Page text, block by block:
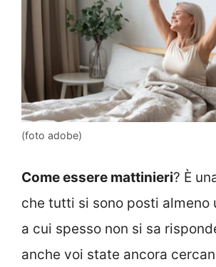
(foto adobe)
Come essere mattinieri? È
che tutti si sono posti almeno
a cui spesso non si sa
anche voi state ancora